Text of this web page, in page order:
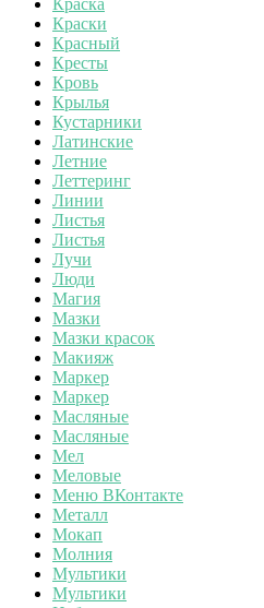
Краски
Красный
Кресты
Кровь
Крылья
Кустарники
Латинские
Летние
Леттеринг
Линии
Листья
Листья
Лучи
Люди
Магия
Мазки
Мазки красок
Макияж
Маркер
Маркер
Масляные
Масляные
Мел
Меловые
Меню ВКонтакте
Металл
Мокап
Молния
Мультики
Мультики